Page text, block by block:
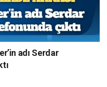
adı Serdar